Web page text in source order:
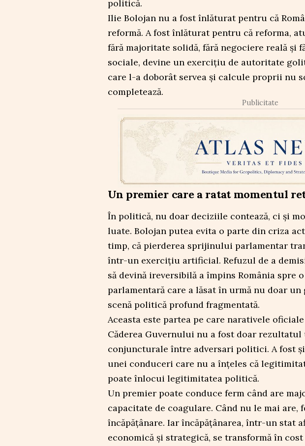
politică.
Ilie Bolojan nu a fost înlăturat pentru că
reformă. A fost înlăturat pentru că reforma,
fără majoritate solidă, fără negociere reală și
sociale, devine un exercițiu de autoritate
care l-a doborât servea și calcule proprii nu
completează.
Publicitate
Un premier care a ratat momentul
În politică, nu doar deciziile contează, ci și
luate. Bolojan putea evita o parte din criza
timp, că pierderea sprijinului parlamentar
într-un exercițiu artificial. Refuzul de a
să devină ireversibilă a împins România spre
parlamentară care a lăsat în urmă nu doar un
scenă politică profund fragmentată.
Aceasta este partea pe care narativele
Căderea Guvernului nu a fost doar rezultatul
conjuncturale între adversari politici. A fost
unei conduceri care nu a înțeles că
poate înlocui legitimitatea politică.
Un premier poate conduce ferm când are
capacitate de coagulare. Când nu le mai are,
încăpățânare. Iar încăpățânarea, într-un stat
economică și strategică, se transformă în